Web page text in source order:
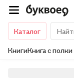
Каталог
КнигиКнига с полки